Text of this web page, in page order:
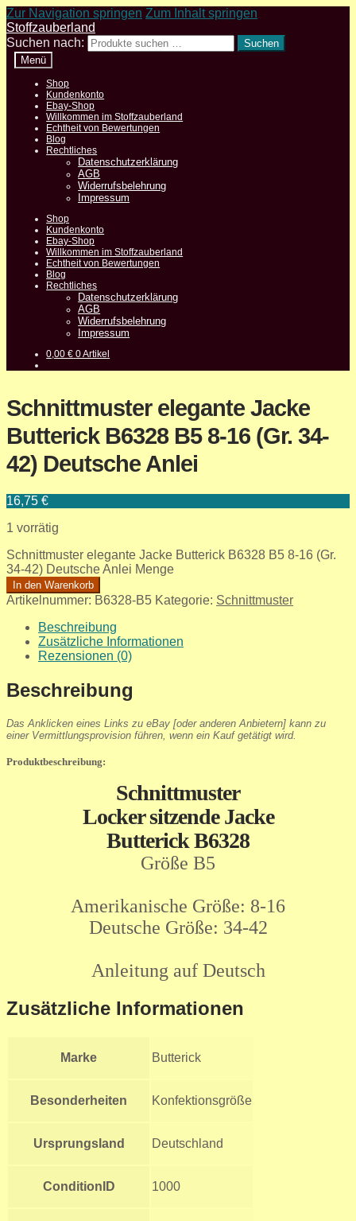
Zur Navigation springen Zum Inhalt springen
Stoffzauberland
Suchen nach:
Suchen
Menü
Shop
Kundenkonto
Ebay-Shop
Willkommen im Stoffzauberland
Echtheit von Bewertungen
Blog
Rechtliches
Datenschutzerklärung
AGB
Widerrufsbelehrung
Impressum
Shop
Kundenkonto
Ebay-Shop
Willkommen im Stoffzauberland
Echtheit von Bewertungen
Blog
Rechtliches
Datenschutzerklärung
AGB
Widerrufsbelehrung
Impressum
0,00€ 0 Artikel
Schnittmuster elegante Jacke
Butterick B6328 B5 8-16 (Gr. 34-
42) Deutsche Anlei
16,75 €
1 vorrätig
Schnittmuster elegante Jacke Butterick B6328 B5 8-16 (Gr.
34-42) Deutsche Anlei Menge
In den Warenkorb
Artikelnummer: B6328-B5 Kategorie: Schnittmuster
Beschreibung
Zusätzliche Informationen
Rezensionen (0)
Beschreibung
Das Anklicken eines Links zu eBay [oder anderen Anbietern] kann zu
einer Vermittlungsprovision führen, wenn ein Kauf getätigt wird.
Produktbeschreibung:
Schnittmuster
Locker sitzende Jacke
Butterick B6328
Größe B5
Amerikanische Größe: 8-16
Deutsche Größe: 34-42
Anleitung auf Deutsch
Zusätzliche Informationen
Marke Butterick
Besonderheiten Konfektionsgröße
Ursprungsland Deutschland
ConditionID 1000